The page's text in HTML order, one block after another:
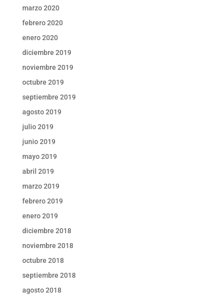
marzo 2020
febrero 2020
enero 2020
diciembre 2019
noviembre 2019
octubre 2019
septiembre 2019
agosto 2019
julio 2019
junio 2019
mayo 2019
abril 2019
marzo 2019
febrero 2019
enero 2019
diciembre 2018
noviembre 2018
octubre 2018
septiembre 2018
agosto 2018